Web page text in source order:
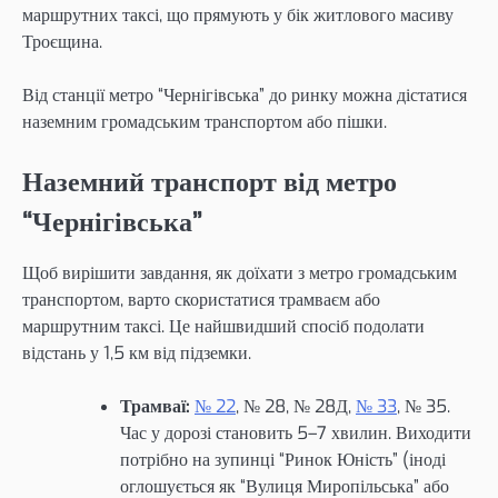
маршрутних таксі, що прямують у бік житлового масиву
Троєщина.
Від станції метро “Чернігівська” до ринку можна дістатися
наземним громадським транспортом або пішки.
Наземний транспорт від метро
“Чернігівська”
Щоб вирішити завдання, як доїхати з метро громадським
транспортом, варто скористатися трамваєм або
маршрутним таксі. Це найшвидший спосіб подолати
відстань у 1,5 км від підземки.
Трамваї: № 22, № 28, № 28Д,№ 33, № 35.
Час у дорозі становить 5–7 хвилин. Виходити
потрібно на зупинці “Ринок Юність” (іноді
оглошується як “Вулиця Миропільська” або